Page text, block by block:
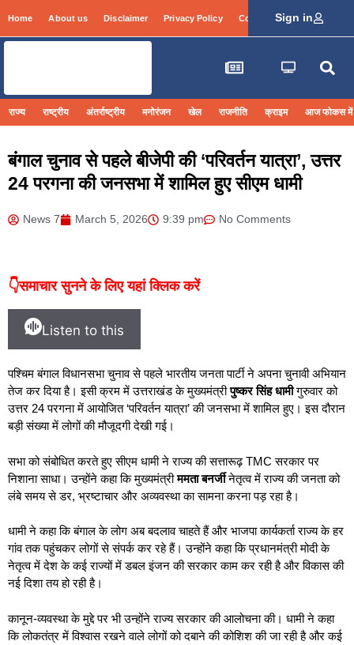
Home About us Disclaimer Privacy Policy Contact Info Login
Sign in
राज्य राष्ट्रीय अंतर्राष्ट्रीय मनोरंजन खेल राजनीति क्राइम आज फोकस में
बंगाल चुनाव से पहले बीजेपी की ‘परिवर्तन यात्रा’, उत्तर
24 परगना की जनसभा में शामिल हुए सीएम धामी
News 7 March 5, 2026 9:39 pm No Comments
👇समाचार सुनने के लिए यहां क्लिक करें
Listen to this
पश्चिम बंगाल विधानसभा चुनाव से पहले भारतीय जनता पार्टी ने अपना चुनावी अभियान
तेज कर दिया है। इसी क्रम में उत्तराखंड के मुख्यमंत्रीपुष्कर सिंह धामीगुरुवार को
उत्तर 24 परगना में आयोजित ‘परिवर्तन यात्रा’ की जनसभा में शामिल हुए। इस दौरान
बड़ी संख्या में लोगों की मौजूदगी देखी गई।
सभा को संबोधित करते हुए सीएम धामी ने राज्य की सत्तारूढ़ TMC सरकार पर
निशाना साधा। उन्होंने कहा कि मुख्यमंत्रीममता बनर्जीनेतृत्व में राज्य की जनता को
लंबे समय से डर, भ्रष्टाचार और अव्यवस्था का सामना करना पड़ रहा है।
धामी ने कहा कि बंगाल के लोग अब बदलाव चाहते हैं और भाजपा कार्यकर्ता राज्य के हर
गांव तक पहुंचकर लोगों से संपर्क कर रहे हैं। उन्होंने कहा कि प्रधानमंत्री मोदी के
नेतृत्व में देश के कई राज्यों में डबल इंजन की सरकार काम कर रही है और विकास की
नई दिशा तय हो रही है।
कानून-व्यवस्था के मुद्दे पर भी उन्होंने राज्य सरकार की आलोचना की। धामी ने कहा
कि लोकतंत्र में विश्वास रखने वाले लोगों को दबाने की कोशिश की जा रही है और कई